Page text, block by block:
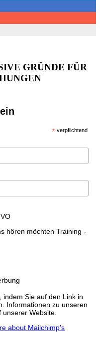
GRÜNDE FÜR
* verpflichtend
hören möchten Training -
indem Sie auf den Link in
Informationen zu unseren
Website.
about Mailchimp's